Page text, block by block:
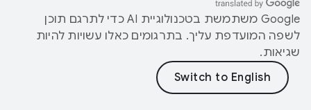
‫Google משתמשת בטכנולוגיית AI כדי לתרגם תוכן
לשפה המועדפת עליך. בתרגומים כאלו עשויות להיות
שגיאות.